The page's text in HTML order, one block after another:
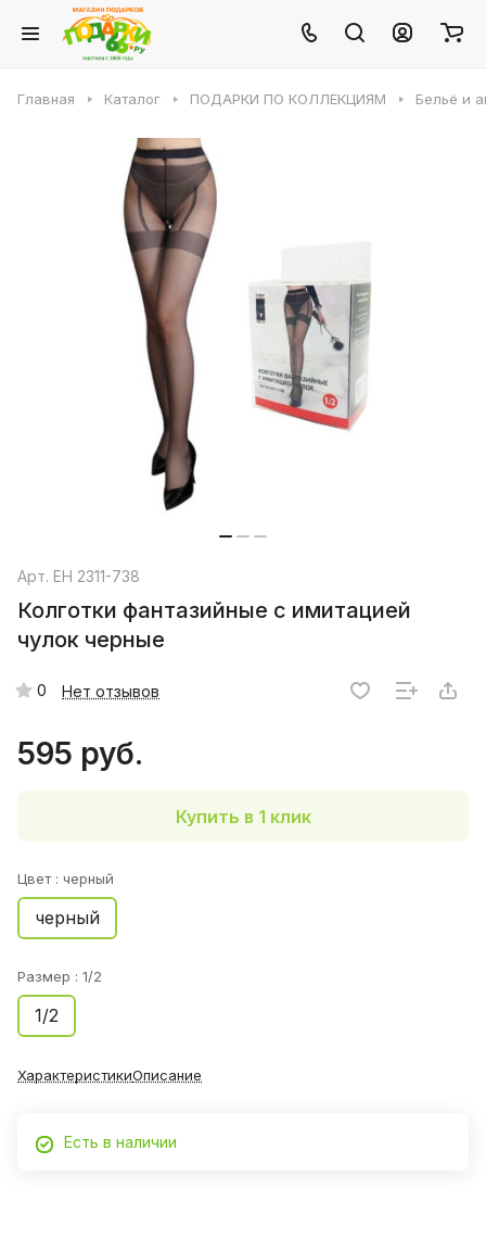
Главная Каталог ПОДАРКИ ПО КОЛЛЕКЦИЯМ Бельё и
Арт. EH 2311-738
Колготки фантазийные с имитацией
чулок черные
0 Нет отзывов
595 руб.
Купить в 1 клик
Цвет : черный
черный
Размер : 1/2
1/2
ХарактеристикиОписание
Есть в наличии